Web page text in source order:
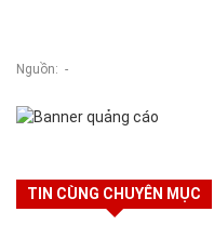
Nguồn: -
TIN CÙNG CHUYÊN MỤC